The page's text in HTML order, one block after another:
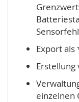
Export als
Erstellung
einzelnen